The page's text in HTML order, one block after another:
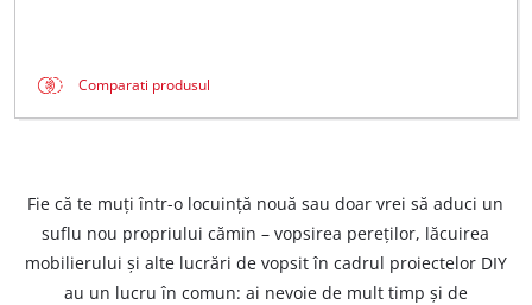
Comparati produsul
Fie că te muți într-o locuință nouă sau doar vrei să aduci un
suflu nou propriului cămin – vopsirea pereților, lăcuirea
mobilierului și alte lucrări de vopsit în cadrul proiectelor DIY
au un lucru în comun: ai nevoie de mult timp și de